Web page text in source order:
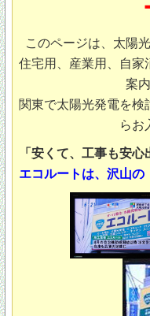
このページは、太陽
住宅用、産業用、自家
案
関東で太陽光発電を検
らお
「安くて、工事も安
エコルートは、沢山の